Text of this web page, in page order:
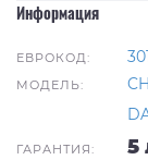
Информация
ЕВРОКОД:
МОДЕЛЬ:
ГАРАНТИЯ: 5